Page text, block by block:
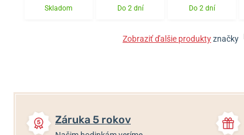
Skladom Do 2 dní Do 2 dní
Zobraziť ďalšie produktyznačky
Záruka 5 rokov